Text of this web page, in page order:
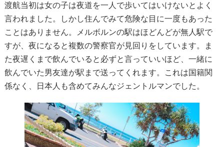
渡航当初は女の子は夜道を一人で歩いてはいけないとよく
言われました。しかし住んでみて危険な目に一度もあった
ことはありません。メルボルンの駅はほどんどが無人駅で
すが、夜になると複数の警察官が見回りをしています。ま
た夜遅くまで飲んでいると必ずと言っていいほど、一緒に
飲んでいた男友達が駅まで送ってくれます。これは国籍関
係なく、日本人も含めてみんなジェントルマンでした。